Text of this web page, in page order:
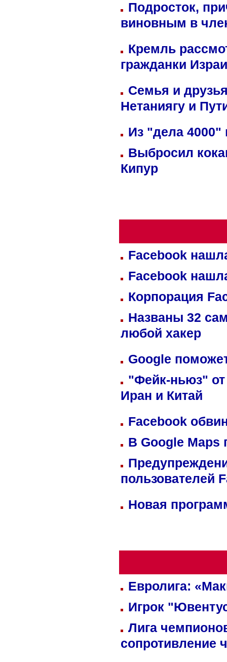
Подросток,
виновным в
Кремль
гражданки
Семья и
Нетаниягу и
Из "дела 4000"
Выбросил
Кипур
Facebook
Facebook
Корпорация
Названы 32
любой хакер
Google
"Фейк-ньюз" от
Иран и Китай
Facebook
В Google Maps
пользователей
Новая
Евролига:
Игрок
Лига
сопротивление